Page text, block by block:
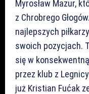
Myrosław Mazur,
z Chrobrego
najlepszych
swoich pozycjach.
się w
przez klub z
już Kristian Fućak